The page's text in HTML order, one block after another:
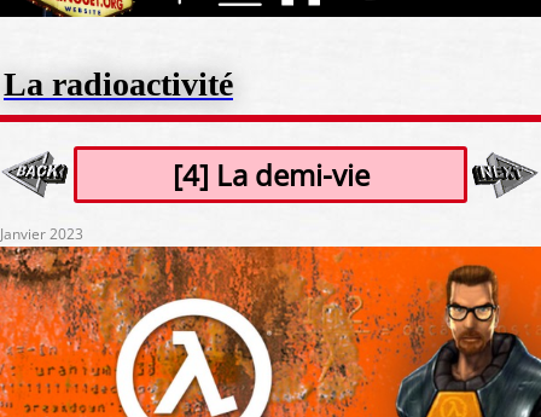
La radioactivité
[4] La demi-vie
Janvier 2023